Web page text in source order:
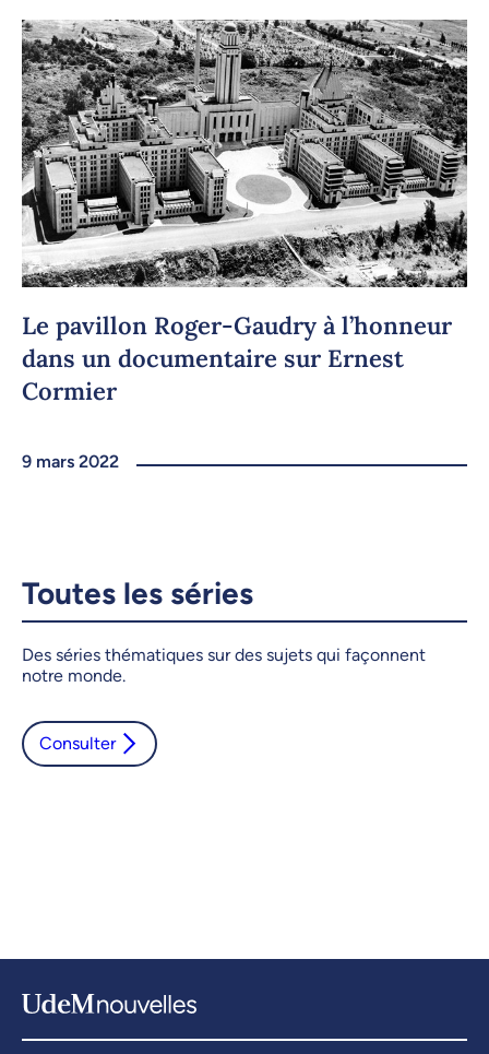
Le pavillon Roger-Gaudry à l’honneur
dans un documentaire sur Ernest
Cormier
9 mars 2022
Toutes les séries
Des séries thématiques sur des sujets qui façonnent
notre monde.
Consulter
La valorisation de la
recherche à l'UdeM
Collations des
grades 2025